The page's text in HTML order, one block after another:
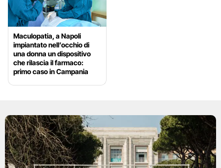
Maculopatia, a Napoli
impiantato nell’occhio di
una donna un dispositivo
che rilascia il farmaco:
primo caso in Campania